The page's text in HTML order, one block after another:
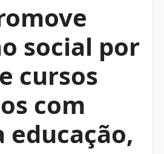
social por
cursos
com
educação,